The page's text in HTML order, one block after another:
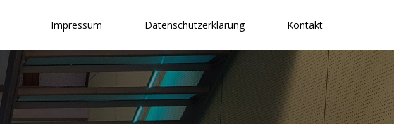
Impressum Datenschutzerklärung Kontakt